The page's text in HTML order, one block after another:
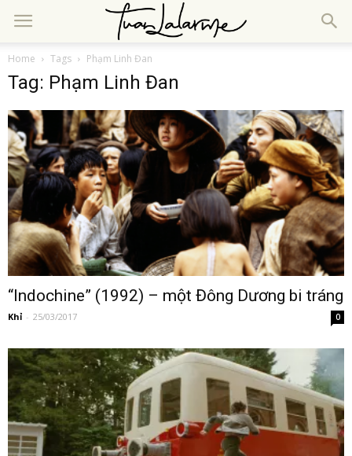
Home Tags Phạm Linh Đan
Tag: Phạm Linh Đan
“Indochine” (1992) – một Đông Dương bi tráng
Khỉ - 25/03/2017 0